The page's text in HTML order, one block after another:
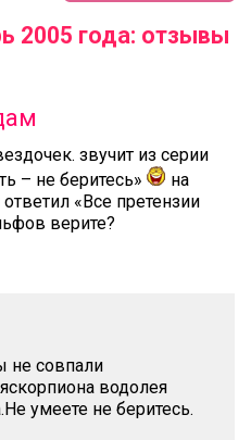
2005 года: отзывы
звучит из серии
– не беритесь»
на
«Все претензии
верите?
не совпали
водолея
умеете не беритесь.